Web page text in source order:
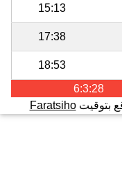
15:13
17:38
18:53
6:3:28
بتوقيتFaratsiho